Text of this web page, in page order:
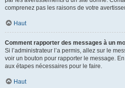
comprenez pas les raisons de votre
Haut
Comment rapporter des messages à un
Si l’administrateur l’a permis, allez sur le
voir un bouton pour rapporter le message.
aux étapes nécessaires pour le faire.
Haut